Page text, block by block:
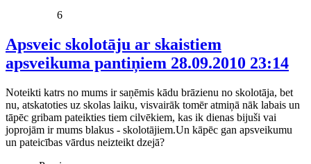
6
Apsveic skolotāju ar skaistiem
apsveikuma pantiņiem 28.09.2010 23:14
Noteikti katrs no mums ir saņēmis kādu brāzienu no skolotāja, bet
nu, atskatoties uz skolas laiku, visvairāk tomēr atmiņā nāk labais un
tāpēc gribam pateikties tiem cilvēkiem, kas ik dienas bijuši vai
joprojām ir mums blakus - skolotājiem.Un kāpēc gan apsveikumu
un pateicības vārdus neizteikt dzejā?